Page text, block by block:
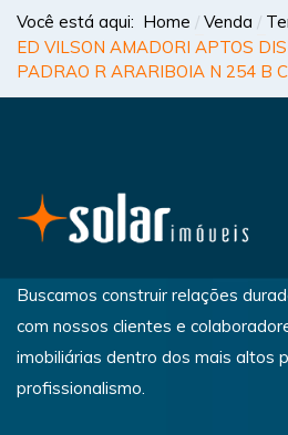
Você está aqui: Home Venda
ED VILSON AMADORI APTOS
PADRAO R ARARIBOIA N 254 B
Buscamos construir relações
com nossos clientes e
imobiliárias dentro dos mais altos
profissionalismo.